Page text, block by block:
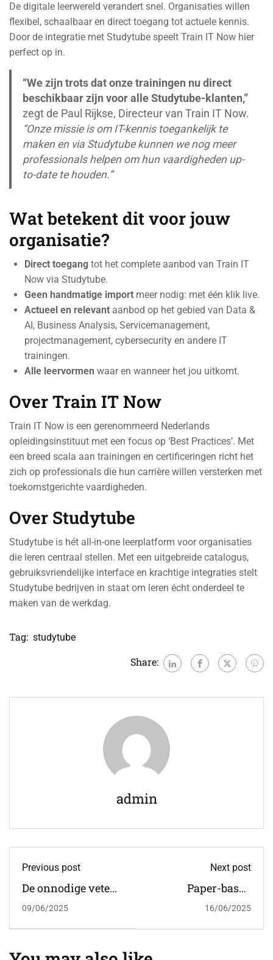
De digitale leerwereld verandert snel. Organisaties willen
flexibel, schaalbaar en direct toegang tot actuele kennis.
Door de integratie met Studytube speelt Train IT Now hier
perfect op in.
“We zijn trots dat onze trainingen nu direct
beschikbaar zijn voor alle Studytube-klanten,”
zegt de Paul Rijkse, Directeur van Train IT Now.
“Onze missie is om IT-kennis toegankelijk te
maken en via Studytube kunnen we nog meer
professionals helpen om hun vaardigheden up-
to-date te houden.”
Wat betekent dit voor jouw
organisatie?
Direct toegang tot het complete aanbod van Train IT
Now via Studytube.
Geen handmatige import meer nodig: met één klik live.
Actueel en relevant aanbod op het gebied van Data &
AI, Business Analysis, Servicemanagement,
projectmanagement, cybersecurity en andere IT
trainingen.
Alle leervormen waar en wanneer het jou uitkomt.
Over Train IT Now
Train IT Now is een gerenommeerd Nederlands
opleidingsinstituut met een focus op ‘Best Practices’. Met
een breed scala aan trainingen en certificeringen richt het
zich op professionals die hun carrière willen versterken met
toekomstgerichte vaardigheden.
Over Studytube
Studytube is hét all-in-one leerplatform voor organisaties
die leren centraal stellen. Met een uitgebreide catalogus,
gebruiksvriendelijke interface en krachtige integraties stelt
Studytube bedrijven in staat om leren écht onderdeel te
maken van de werkdag.
Tag: studytube
Share:
admin
Previous post
De onnodige vete
Agile
09/06/2025
Next post
Paper-based
IT Now
16/06/2025